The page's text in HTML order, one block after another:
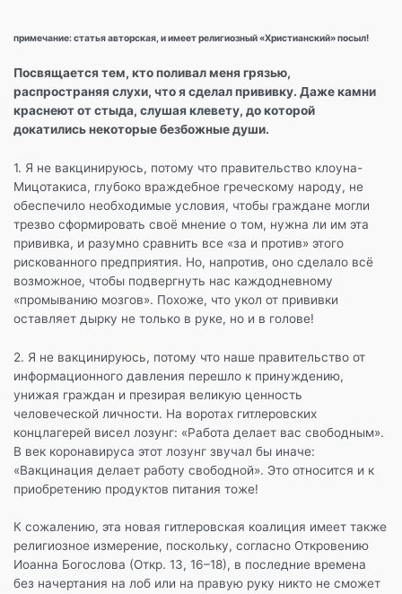
o
o
k
m p
p
в
и
т
ь
примечание: статья авторская, и имеет религиозный «Христианский» посыл!
Посвящается тем, кто поливал меня грязью,
распространяя слухи, что я сделал прививку. Даже камни
краснеют от стыда, слушая клевету, до которой
докатились некоторые безбожные души.
1. Я не вакцинируюсь, потому что правительство клоуна-
Мицотакиса, глубоко враждебное греческому народу, не
обеспечило необходимые условия, чтобы граждане могли
трезво сформировать своё мнение о том, нужна ли им эта
прививка, и разумно сравнить все «за и против» этого
рискованного предприятия. Но, напротив, оно сделало всё
возможное, чтобы подвергнуть нас каждодневному
«промыванию мозгов». Похоже, что укол от прививки
оставляет дырку не только в руке, но и в голове!
2. Я не вакцинируюсь, потому что наше правительство от
информационного давления перешло к принуждению,
унижая граждан и презирая великую ценность
человеческой личности. На воротах гитлеровских
концлагерей висел лозунг: «Работа делает вас свободным».
В век коронавируса этот лозунг звучал бы иначе:
«Вакцинация делает работу свободной». Это относится и к
приобретению продуктов питания тоже!
К сожалению, эта новая гитлеровская коалиция имеет также
религиозное измерение, поскольку, согласно Откровению
Иоанна Богослова (Откр. 13, 16–18), в последние времена
без начертания на лоб или на правую руку никто не сможет